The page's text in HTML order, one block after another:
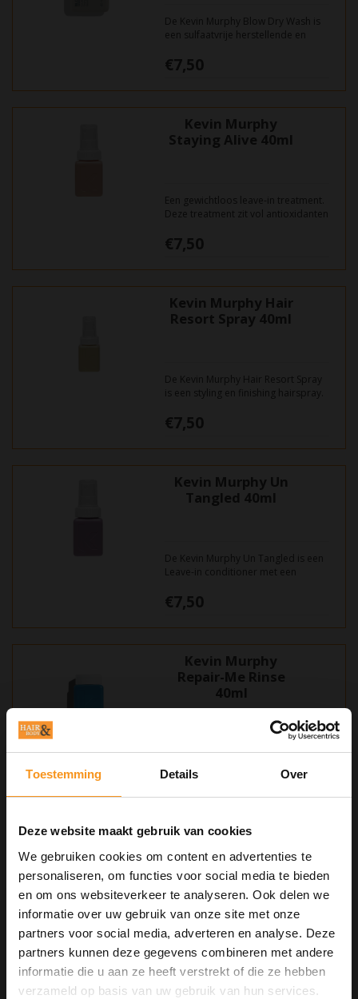
Toestemming Details Over
Deze website maakt gebruik van cookies
We gebruiken cookies om content en advertenties te
personaliseren, om functies voor social media te bieden
en om ons websiteverkeer te analyseren. Ook delen we
informatie over uw gebruik van onze site met onze
partners voor social media, adverteren en analyse. Deze
partners kunnen deze gegevens combineren met andere
informatie die u aan ze heeft verstrekt of die ze hebben
verzameld op basis van uw gebruik van hun services.
De Kevin Murphy Blow Dry Wash is
een sulfaatvrije herstellende en
€7,50
Kevin Murphy
Staying Alive 40ml
Een gewichtloos leave-in treatment.
Deze treatment zit vol antioxidanten
€7,50
Kevin Murphy Hair
Resort Spray 40ml
De Kevin Murphy Hair Resort Spray
is een styling en finishing hairspray.
deze geurende volume spray.
€7,50
Kevin Murphy Un
Tangled 40ml
De Kevin Murphy Un Tangled is een
Leave-in conditioner met een
Fruit Extract.
€7,50
Kevin Murphy
Repair-Me Rinse
40ml
Dit is een herstellende en
reconstruerende conditioner. Het
Aloe Vera. Deze zijn
€7,50
Kevin Murphy
Young Again Wash
40ml
Deze herstellende shampoo bevat
een complex van 20 aminozuren.
Anti-ageing extracten zoals Lotus
Flower en Orchid helpen het haar
herstellen van natuurlijke en
chemische veroudering. De
€7,50
10% Summer Time Korting